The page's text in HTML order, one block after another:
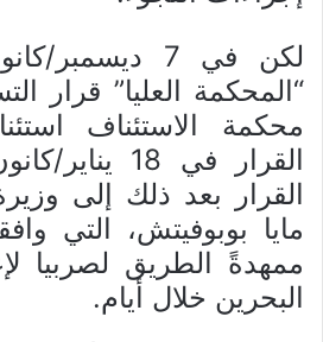
لكن في 7
“المحكمة العليا” قرار
محكمة الاستئناف
القرار في 18
القرار بعد ذلك إلى
مايا بوبوفيتش، التي
ممهدةً الطريق لصربيا
البحرين خلال أيام.